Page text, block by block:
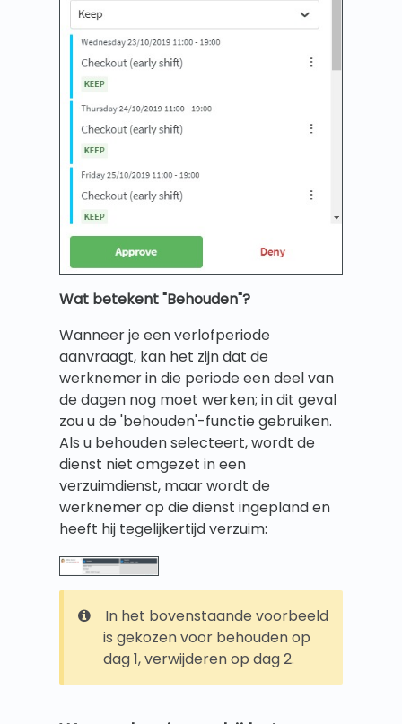
Wat betekent "Behouden"?
Wanneer je een verlofperiode
aanvraagt, kan het zijn dat de
werknemer in die periode een deel van
de dagen nog moet werken; in dit geval
zou u de 'behouden'-functie gebruiken.
Als u behouden selecteert, wordt de
dienst niet omgezet in een
verzuimdienst, maar wordt de
werknemer op die dienst ingepland en
heeft hij tegelijkertijd verzuim:
In het bovenstaande voorbeeld
is gekozen voor behouden op
dag 1, verwijderen op dag 2.